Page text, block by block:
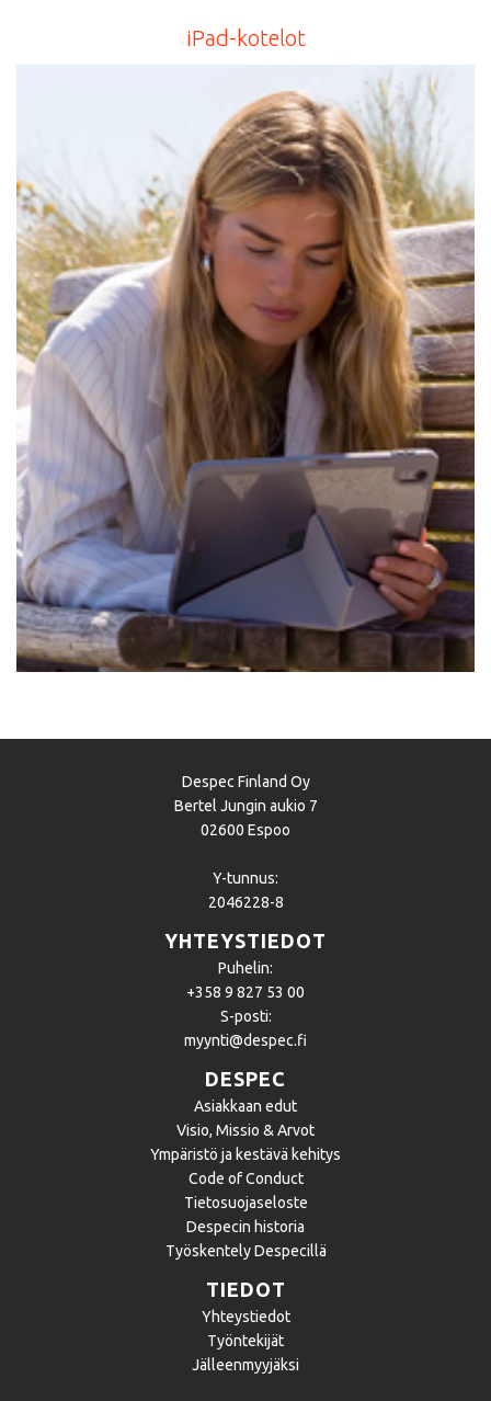
iPad-kotelot
Despec Finland Oy
Bertel Jungin aukio 7
02600 Espoo
Y-tunnus:
2046228-8
YHTEYSTIEDOT
Puhelin:
+358 9 827 53 00
S-posti:
myynti@despec.fi
DESPEC
Asiakkaan edut
Visio, Missio & Arvot
Ympäristö ja kestävä kehitys
Code of Conduct
Tietosuojaseloste
Despecin historia
Työskentely Despecillä
TIEDOT
Yhteystiedot
Työntekijät
Jälleenmyyjäksi